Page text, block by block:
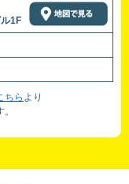
1F
ちら より